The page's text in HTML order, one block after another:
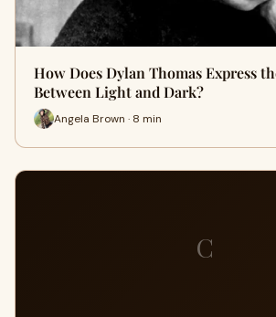
How Does Dylan Thomas Express
Between Light and Dark?
Angela Brown · 8 min
C